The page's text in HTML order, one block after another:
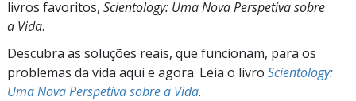
livros favoritos, Scientology: Uma Nova Perspetiva sobre
a Vida.
Descubra as soluções reais, que funcionam, para os
problemas da vida aqui e agora. Leia o livro Scientology:
Uma Nova Perspetiva sobre a Vida.